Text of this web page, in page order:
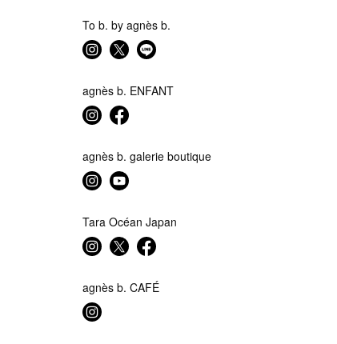
To b. by agnès b.
agnès b. ENFANT
agnès b. galerie boutique
Tara Océan Japan
agnès b. CAFÉ